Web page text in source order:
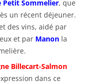
Petit Sommelier, que
un récent déjeuner.
des vins, aidé par
et par Manon la
Billecart-Salmon
dans ce